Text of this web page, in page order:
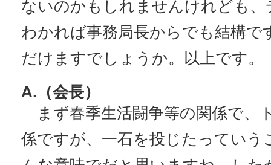
ないのかもしれませんけれども
わかれば事務局長からでも結構で
だけますでしょうか。以上です。
A.（会長）
まず春季生活闘争等の関係で、
係ですが、一石を投じたっていう